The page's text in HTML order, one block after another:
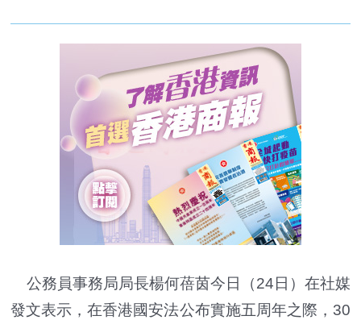
公務員事務局局長楊何蓓茵今日（24日）在社媒
發文表示，在香港國安法公布實施五周年之際，30